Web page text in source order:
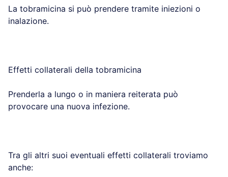
La tobramicina si può prendere tramite iniezioni o
inalazione.
Effetti collaterali della tobramicina
Prenderla a lungo o in maniera reiterata può
provocare una nuova infezione.
Tra gli altri suoi eventuali effetti collaterali troviamo
anche: